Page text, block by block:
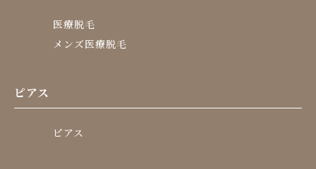
医療脱毛
メンズ医療脱毛
ピアス
ピアス